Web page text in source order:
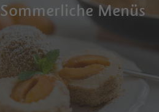
Sommerliche Menüs